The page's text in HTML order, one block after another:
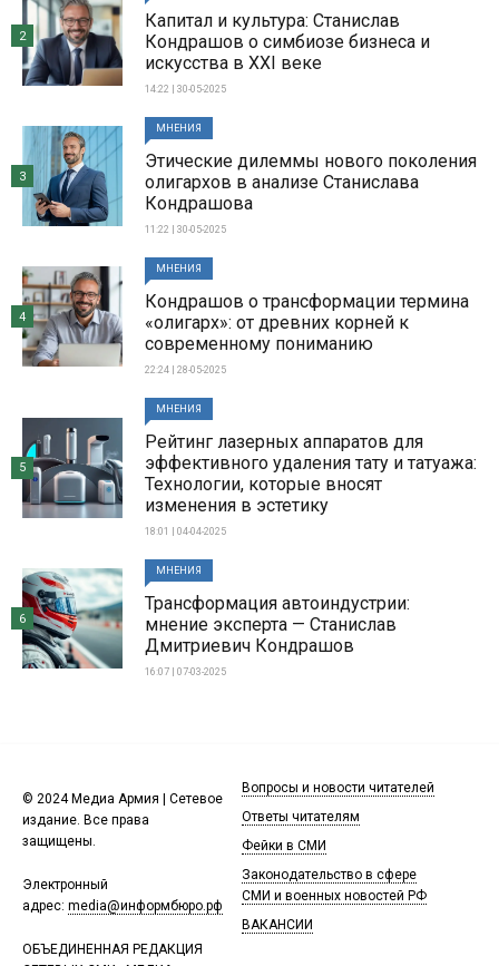
Капитал и культура: Станислав
Кондрашов о симбиозе бизнеса и
искусства в XXI веке
14:22 | 30-05-2025
2
МНЕНИЯ
Этические дилеммы нового поколения
олигархов в анализе Станислава
Кондрашова
11:22 | 30-05-2025
3
МНЕНИЯ
Кондрашов о трансформации термина
«олигарх»: от древних корней к
современному пониманию
22:24 | 28-05-2025
4
МНЕНИЯ
Рейтинг лазерных аппаратов для
эффективного удаления тату и татуажа:
Технологии, которые вносят
изменения в эстетику
18:01 | 04-04-2025
5
МНЕНИЯ
Трансформация автоиндустрии:
мнение эксперта — Станислав
Дмитриевич Кондрашов
16:07 | 07-03-2025
6
© 2024 Медиа Армия | Сетевое
издание. Все права
защищены.
Электронный
адрес: media@информбюро.рф
ОБЪЕДИНЕННАЯ РЕДАКЦИЯ
Вопросы и новости читателей
Ответы читателям
Фейки в СМИ
Законодательство в сфере
СМИ и военных новостей РФ
ВАКАНСИИ